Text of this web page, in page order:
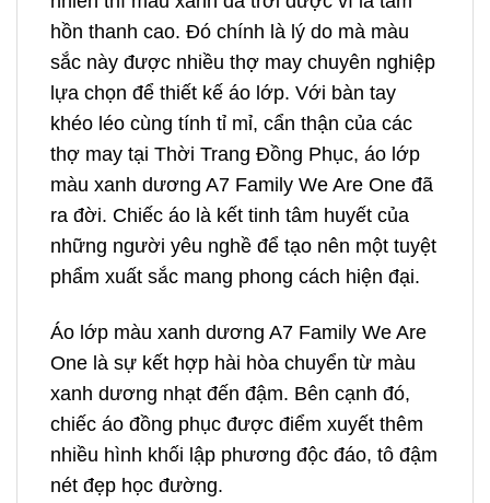
hồn thanh cao. Đó chính là lý do mà màu
sắc này được nhiều thợ may chuyên nghiệp
lựa chọn để thiết kế áo lớp. Với bàn tay
khéo léo cùng tính tỉ mỉ, cẩn thận của các
thợ may tại Thời Trang Đồng Phục, áo lớp
màu xanh dương A7 Family We Are One đã
ra đời. Chiếc áo là kết tinh tâm huyết của
những người yêu nghề để tạo nên một tuyệt
phẩm xuất sắc mang phong cách hiện đại.
Áo lớp màu xanh dương A7 Family We Are
One là sự kết hợp hài hòa chuyển từ màu
xanh dương nhạt đến đậm. Bên cạnh đó,
chiếc áo đồng phục được điểm xuyết thêm
nhiều hình khối lập phương độc đáo, tô đậm
nét đẹp học đường.